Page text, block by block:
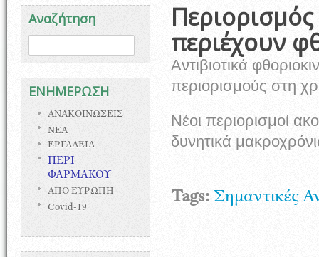
Αναζήτηση
Φόρμα αναζήτησης
ΕΝΗΜΕΡΩΣΗ
ΑΝΑΚΟΙΝΩΣΕΙΣ
ΝΕΑ
ΕΡΓΑΛΕΙΑ
ΠΕΡΙ
ΦΑΡΜΑΚΟΥ
ΑΠΟ ΕΥΡΩΠΗ
Covid-19
περιέχουν
Αντιβιοτικά
περιορισμούς στη
Νέοι περιορισμοί
δυνητικά
Tags: Σημαντικές